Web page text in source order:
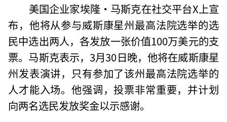
美国企业家埃隆·马斯克在社交平台X上宣
布，他将从参与威斯康星州最高法院选举的选
民中选出两人，各发放一张价值100万美元的支
票。马斯克表示，3月30日晚，他将在威斯康星
州发表演讲，只有参加了该州最高法院选举的
人才能入场。他强调，投票非常重要，并计划
向两名选民发放奖金以示感谢。